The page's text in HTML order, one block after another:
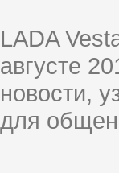
LADA
августе
новости,
для